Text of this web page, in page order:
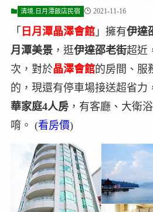
清境.日月潭飯店民宿 2021-11-16
「 日月潭晶澤會館」擁有伊達
月潭美景，逛伊達邵老街超近
次，對於晶澤會館的房間、服
的，現還有停車場接送超省力
華家庭4人房，有客廳、大衛
唷。 (看房價)